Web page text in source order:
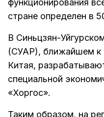
функционирования
стране определен в
В Синьцзян-
(СУАР), ближайшем к
Китая,
специальной
«Хоргос».
Таким образом, на